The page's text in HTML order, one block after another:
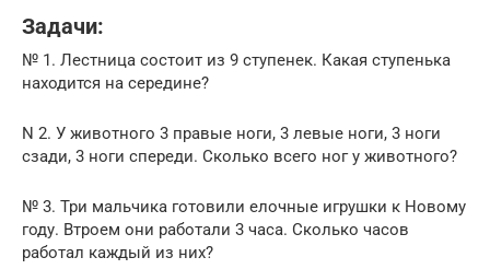
Задачи:
№ 1. Лестница состоит из 9 ступенек. Какая ступенька
находится на середине?
N 2. У животного 3 правые ноги, 3 левые ноги, 3 ноги
сзади, 3 ноги спереди. Сколько всего ног у животного?
№ 3. Три мальчика готовили елочные игрушки к Новому
году. Втроем они работали 3 часа. Сколько часов
работал каждый из них?